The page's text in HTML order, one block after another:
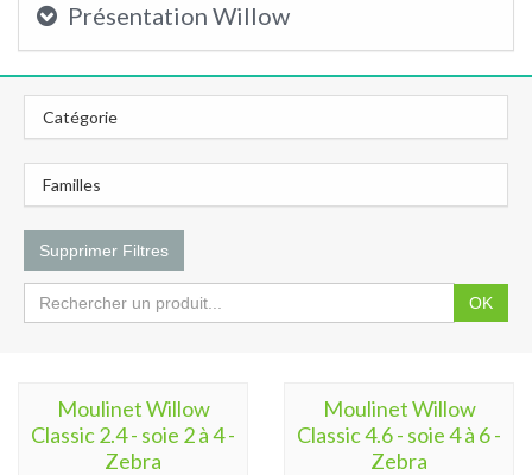
Présentation Willow
Catégorie
Familles
Supprimer Filtres
OK
Moulinet Willow
Classic 2.4 - soie 2 à 4 -
Zebra
Moulinet Willow
Classic 4.6 - soie 4 à 6 -
Zebra